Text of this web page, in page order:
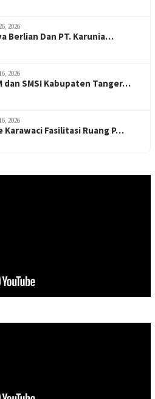
2026
Berlian Dan PT. Karunia…
2026
dan SMSI Kabupaten Tanger…
2026
Karawaci Fasilitasi Ruang P…